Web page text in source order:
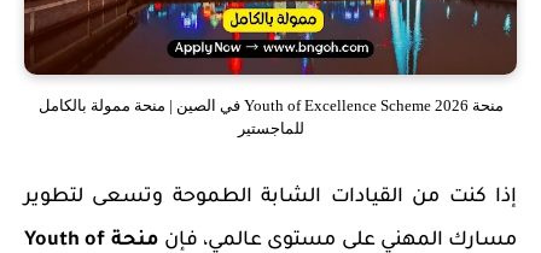
منحة Youth of Excellence Scheme 2026 في الصين | منحة ممولة بالكامل
للماجستير
إذا كنت من القيادات الشابة الطموحة وتسعى لتطوير
مسارك المهني على مستوى عالمي، فإن
منحة Youth of